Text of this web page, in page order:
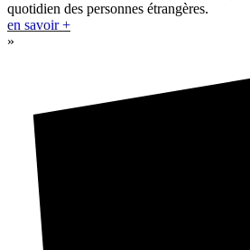
quotidien des personnes étrangères.
en savoir +
»